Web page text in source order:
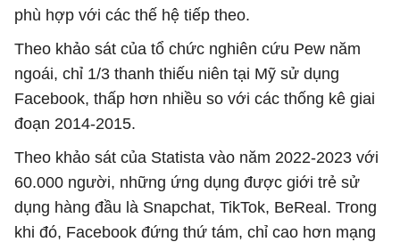
phù hợp với các thế hệ tiếp theo.
Theo khảo sát của tổ chức nghiên cứu Pew năm
ngoái, chỉ 1/3 thanh thiếu niên tại Mỹ sử dụng
Facebook, thấp hơn nhiều so với các thống kê giai
đoạn 2014-2015.
Theo khảo sát của Statista vào năm 2022-2023 với
60.000 người, những ứng dụng được giới trẻ sử
dụng hàng đầu là Snapchat, TikTok, BeReal. Trong
khi đó, Facebook đứng thứ tám, chỉ cao hơn mạng